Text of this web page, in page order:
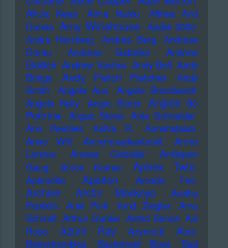
Alicia Keys
Alma Naidu
Althea And
Donna Amy Winehouse Andre 3000
Andre Herzberg
Andrea Berg
Andreas
Dorau
Andreas Gabalier
Andrew
Eldritch Andrew Vachss Andy Bell Andy
Brings
Andy Fletch Fletcher
Andy
Smith
Angela Aux
Angelo Branduardi
Angelo Kelly
Angie Stone
Angine de
Poitrine Angus Stone Anja Schneider
Ann Peebles
AnNa R.
Annahstasia
Anne Will
Annenmaykantereit
Annie
Lennox
Anreas Gabalier
Antilopen
Gang
Anton Karras Aphex Twin
Aphrodite Apsilon Arcade Fire
Archive Arctic Monkeys
Aretha
Franklin
Ariel Pink Arnd Zeigler
Arno
Schmitt Arthur Gunter Astrid Sonne Axl
Rose
Azure Ray Azymuth
Ätna
Babyshambles
Backstreet Boys
Bad